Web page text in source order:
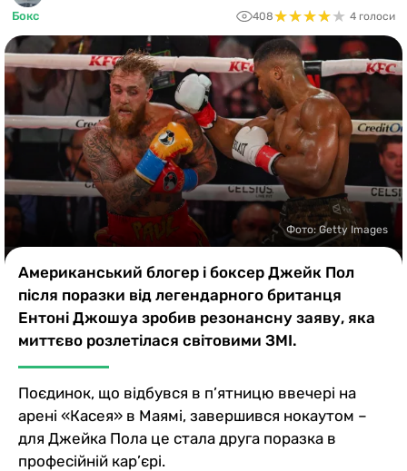
Україна
ЛЧ
ЛЕ
ЧЕ-2028
Букмекери
Казино
Бокс
408★★★★★
★★★★★ 4 голоси
Фото: Getty Images
Американський блогер і боксер Джейк Пол
після поразки від легендарного британця
Ентоні Джошуа зробив резонансну заяву, яка
миттєво розлетілася світовими ЗМІ.
Поєдинок, що відбувся в п’ятницю ввечері на
арені «Касея» в Маямі, завершився нокаутом –
для Джейка Пола це стала друга поразка в
професійній кар’єрі.